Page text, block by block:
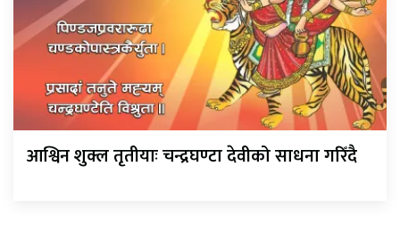
आश्विन शुक्ल तृतीयाः चन्द्रघण्टा देवीको साधना गरिँदै